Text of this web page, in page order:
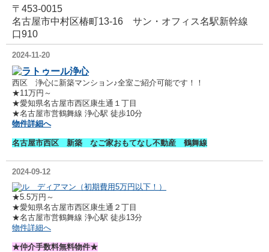
〒453-0015
名古屋市中村区椿町13-16 サン・オフィス名駅新幹線
口910
2024-11-20
ラトゥール浄心
西区 浄心に新築マンション♪全室ご紹介可能です！！
★11万円～
★愛知県名古屋市西区康生通１丁目
★名古屋市営鶴舞線 浄心駅 徒歩10分
物件詳細へ
名古屋市西区 新築 なご家おもてなし不動産 鶴舞線
2024-09-12
ル ディアマン（初期費用5万円以下！）
★5.5万円～
★愛知県名古屋市西区康生通２丁目
★名古屋市営鶴舞線 浄心駅 徒歩13分
物件詳細へ
★仲介手数料無料物件★